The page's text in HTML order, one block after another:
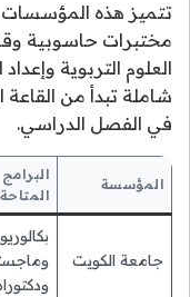
تتميز هذه المؤسسات
مختبرات حاسوبية
العلوم التربوية
شاملة تبدأ من القاعة
في الفصل الدراسي.
المؤسسة
البرامج
المتاحة
جامعة الكويت